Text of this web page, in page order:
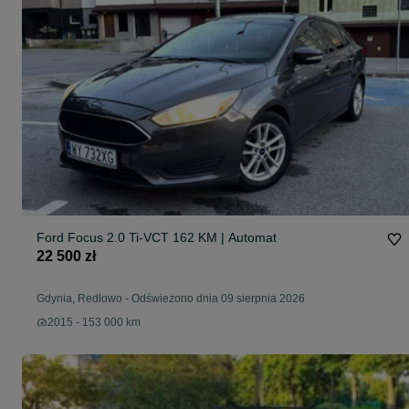
Ford Focus 2.0 Ti-VCT 162 KM | Automat
22 500 zł
Gdynia, Redłowo - Odświeżono dnia 09 sierpnia 2026
2015 - 153 000 km